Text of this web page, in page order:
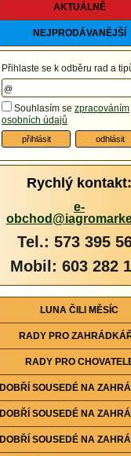
AKTUÁLNĚ
NEJPRODÁVANĚJŠÍ
Přihlaste se k odběru rad a
Souhlasím se zpracováním
osobních údajů
Rychlý kontakt:
e-
Tel.: 573 395
Mobil: 603 282
LUNA ČILI MĚSÍC
RADY PRO
RADY PRO
DOBŘÍ SOUSEDÉ NA
DOBŘÍ SOUSEDÉ NA
DOBŘÍ SOUSEDÉ NA